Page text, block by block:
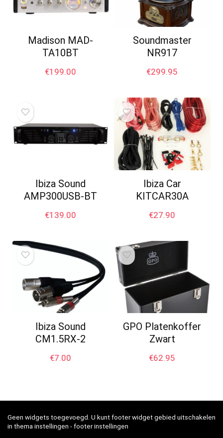
Madison MAD-
TA10BT
€199.00
Soundmaster
NR917
€299.95
Ibiza Sound
AMP300USB-BT
€139.00
Ibiza Car
KITCAR30A
€27.90
Ibiza Sound
CM1.5RX-2
€7.00
GPO Platenkoffer
Zwart
€62.95
Geen widgets toegevoegd. U kunt footer widget gebied uitschakelen
in thema instellingen - footer instellingen